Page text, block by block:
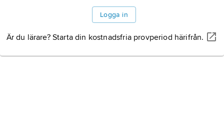
Logga in
Är du lärare? Starta din kostnadsfria provperiod härifrån.